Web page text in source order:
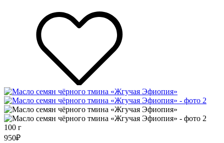
100 г
950₽